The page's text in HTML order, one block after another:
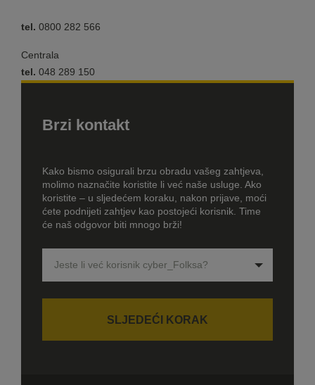
tel. 0800 282 566
Centrala
tel. 048 289 150
Brzi kontakt
Kako bismo osigurali brzu obradu vašeg zahtjeva,
molimo naznačite koristite li već naše usluge. Ako
koristite – u sljedećem koraku, nakon prijave, moći
ćete podnijeti zahtjev kao postojeći korisnik. Time
će naš odgovor biti mnogo brži!
Jeste li već korisnik cyber_Folksa?
SLJEDEĆI KORAK